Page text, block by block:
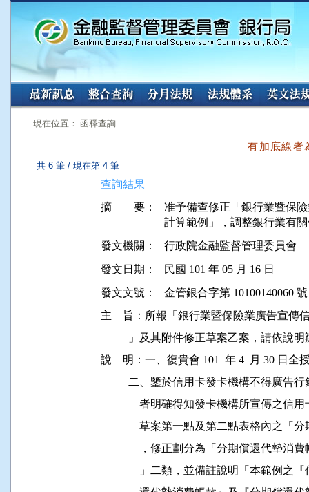
:::
現在位置： 函釋查詢
有加底線者
共 6 筆 / 現在第 4 筆
查詢結果
摘 要：
准予備查修正「銀行業暨保
發文機關：
行政院金融監督管理委員會
發文日期：
民國 101 年 05 月 16 日
發文文號：
金管銀合字第 10100140060
主    旨：所報「銀行業暨保險業廣告宣傳
」及其附件修正草案乙案，請依說
說    明：一、復貴會 101  年 4  月 30 日全
二、鑒於信用卡發卡機構不得廣
者明確得知發卡機構所宣傳之
草案第一點及第二點表格內之
，修正劃分為「分期償還代墊
」二類，並備註說明「本範例